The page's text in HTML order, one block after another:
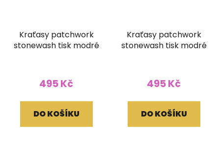
Kraťasy patchwork
stonewash tisk modré
495 Kč
DO KOŠÍKU
Kraťasy patchwork
stonewash tisk modré
495 Kč
DO KOŠÍKU